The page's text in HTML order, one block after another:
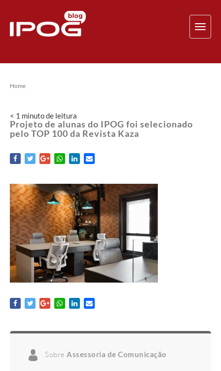
Home
< 1 minutode leitura
Projeto de alunas do IPOG foi selecionado
pelo TOP 100 da Revista Kaza
Sobre Assessoria de Comunicação